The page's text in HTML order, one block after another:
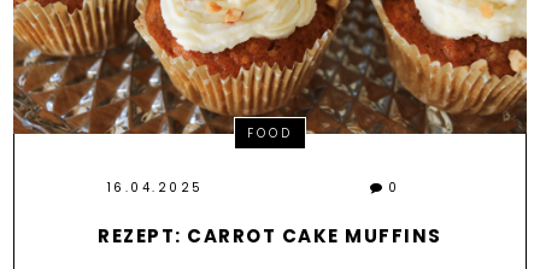
FOOD
16.04.2025 0
REZEPT: CARROT CAKE MUFFINS